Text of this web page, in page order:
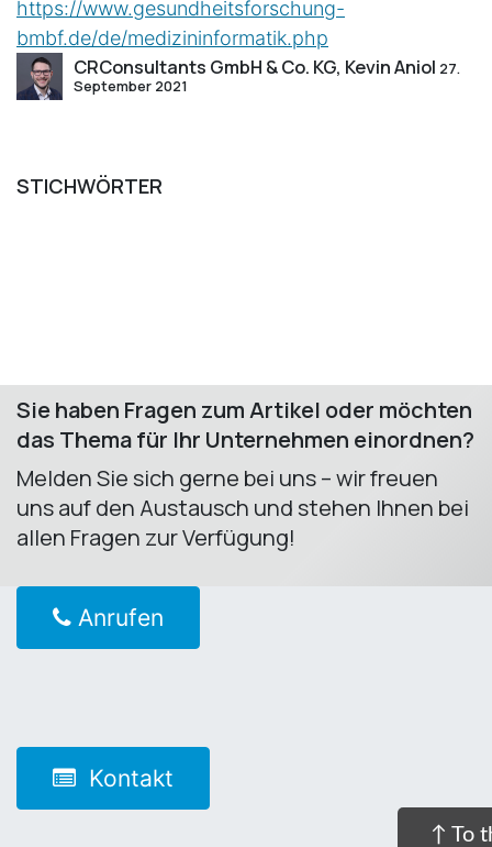
https://www.gesundheitsforschung-
bmbf.de/de/medizininformatik.php
CRConsultants GmbH & Co. KG, Kevin Aniol 27.
September 2021
STICHWÖRTER
Sie haben Fragen zum Artikel oder möchten
das Thema für Ihr Unternehmen einordnen?
Melden Sie sich gerne bei uns – wir freuen
uns auf den Austausch und stehen Ihnen bei
allen Fragen zur Verfügung! ​
Anrufen
Kontakt
↑ To